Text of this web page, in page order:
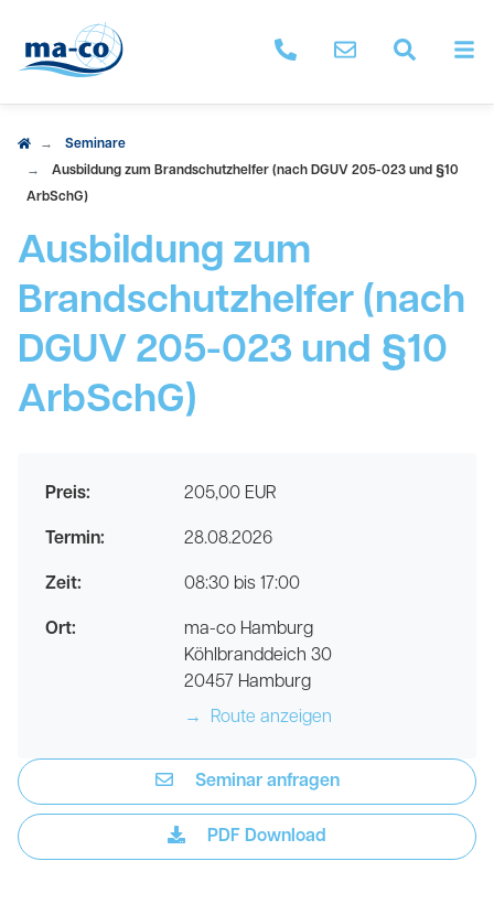
ma-co anrufen
NachrichtSeminar
Seminare
Ausbildung zum Brandschutzhelfer (nach DGUV 205-023 und §10
ArbSchG)
Ausbildung zum
Brandschutzhelfer (nach
DGUV 205-023 und §10
ArbSchG)
Preis: 205,00 EUR
Termin: 28.08.2026
Zeit: 08:30 bis 17:00
Ort:
ma-co Hamburg
Köhlbranddeich 30
20457 Hamburg
→
Route anzeigen
Seminar anfragen
PDF Download